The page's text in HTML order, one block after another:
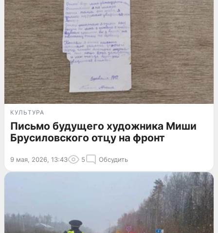
КУЛЬТУРА
Письмо будущего художника Миши
Брусиловского отцу на фронт
9 мая, 2026, 13:43 5 Обсудить